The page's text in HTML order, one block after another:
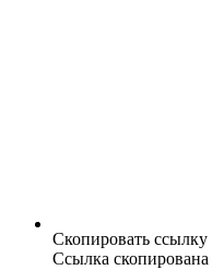
Скопировать ссылку
Ссылка скопирована